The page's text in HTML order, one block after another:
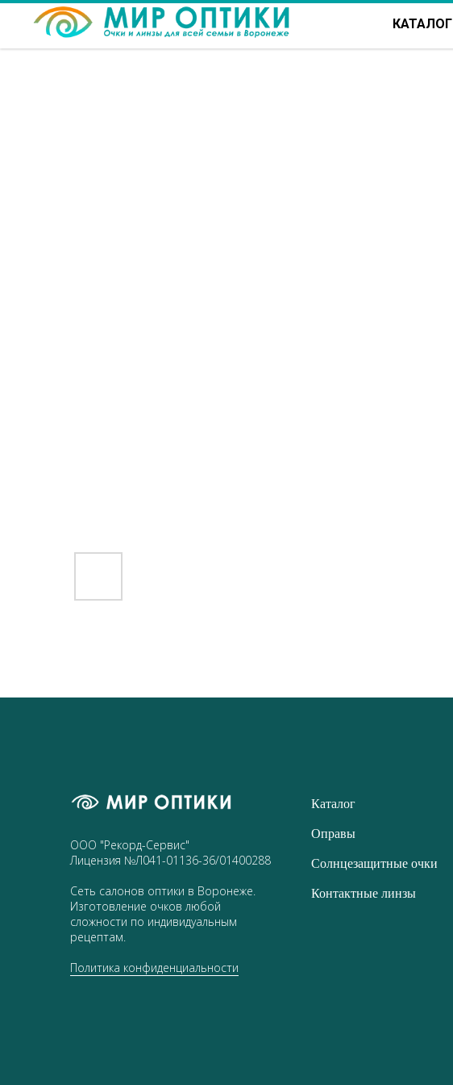
КАТАЛОГ
ООО "Рекорд-Сервис"
Лицензия №Л041-01136-36/01400288
Сеть салонов оптики в Воронеже.
Изготовление очков любой
сложности по индивидуальным
рецептам.
Политика конфиденциальности
Каталог
Оправы
Солнцезащитные очки
Контактные линзы